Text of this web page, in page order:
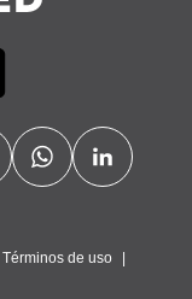
Términos de uso